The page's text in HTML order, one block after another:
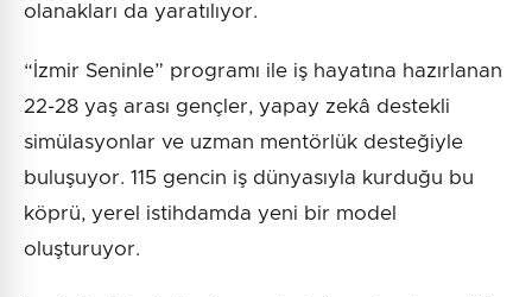
olanakları da yaratılıyor.
“İzmir Seninle” programı ile iş hayatına hazırlanan
22-28 yaş arası gençler, yapay zekâ destekli
simülasyonlar ve uzman mentörlük desteğiyle
buluşuyor. 115 gencin iş dünyasıyla kurduğu bu
köprü, yerel istihdamda yeni bir model
oluşturuyor.